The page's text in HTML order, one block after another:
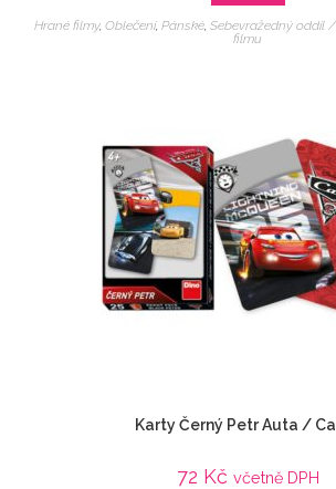
Hrané filmy, Oblečení, Pánské, Sebevražedný oddíl
filmu
Karty Černý Petr Auta /
72 Kč včetně DPH